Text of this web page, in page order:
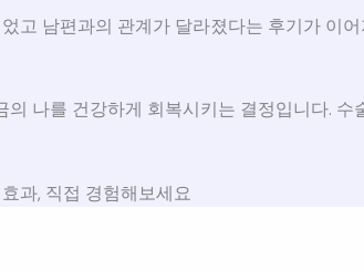
고 남편과의 관계가 달라졌다는 후기가 이
의 나를 건강하게 회복시키는 결정입니다.
과, 직접 경험해보세요